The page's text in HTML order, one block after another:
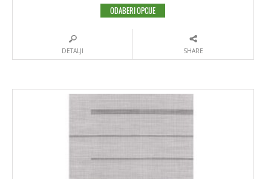
ODABERI OPCIJE
DETALJI SHARE